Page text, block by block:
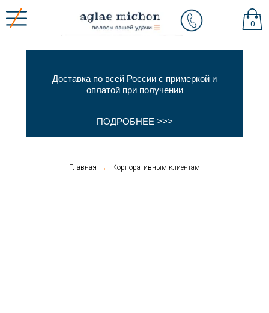
0
Доставка по всей России с примеркой и
оплатой при получении
ПОДРОБНЕЕ >>>
Главная → Корпоративным клиентам